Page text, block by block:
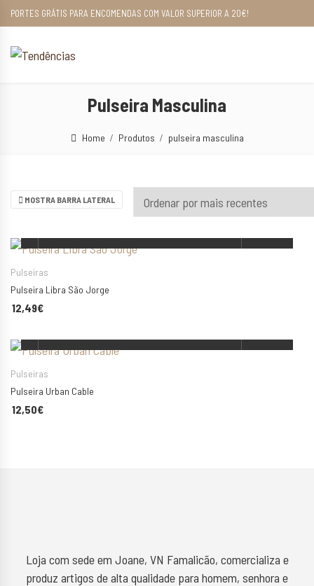
PORTES GRÁTIS PARA ENCOMENDAS COM VALOR SUPERIOR A 20€!
Pulseira Masculina
Home Produtos pulseira masculina
MOSTRA BARRA LATERAL
Pulseiras
Pulseira Libra São Jorge
12,49€
Pulseiras
Pulseira Urban Cable
12,50€
Loja com sede em Joane, VN Famalicão, comercializa e
produz artigos de alta qualidade para homem, senhora e